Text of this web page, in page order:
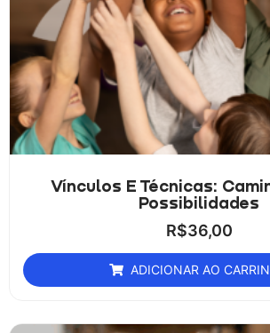
Vínculos E Técnicas:
Possibilidades
R$36,00
ADICIONAR AO